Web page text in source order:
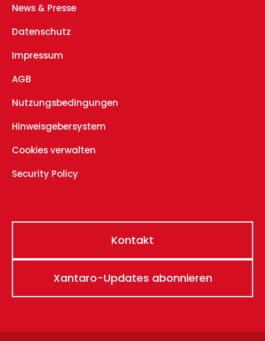
News & Presse
Datenschutz
Impressum
AGB
Nutzungsbedingungen
Hinweisgebersystem
Cookies verwalten
Security Policy
Kontakt
Xantaro-Updates abonnieren